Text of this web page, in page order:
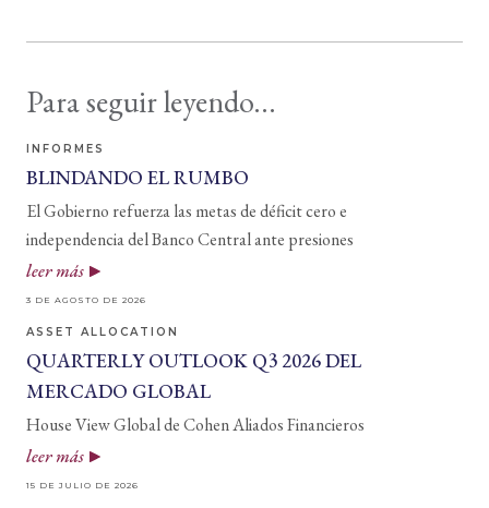
Para seguir leyendo...
INFORMES
BLINDANDO EL RUMBO
El Gobierno refuerza las metas de déficit cero e
independencia del Banco Central ante presiones
leer más
3 DE AGOSTO DE 2026
ASSET ALLOCATION
QUARTERLY OUTLOOK Q3 2026 DEL
MERCADO GLOBAL
House View Global de Cohen Aliados Financieros
leer más
15 DE JULIO DE 2026